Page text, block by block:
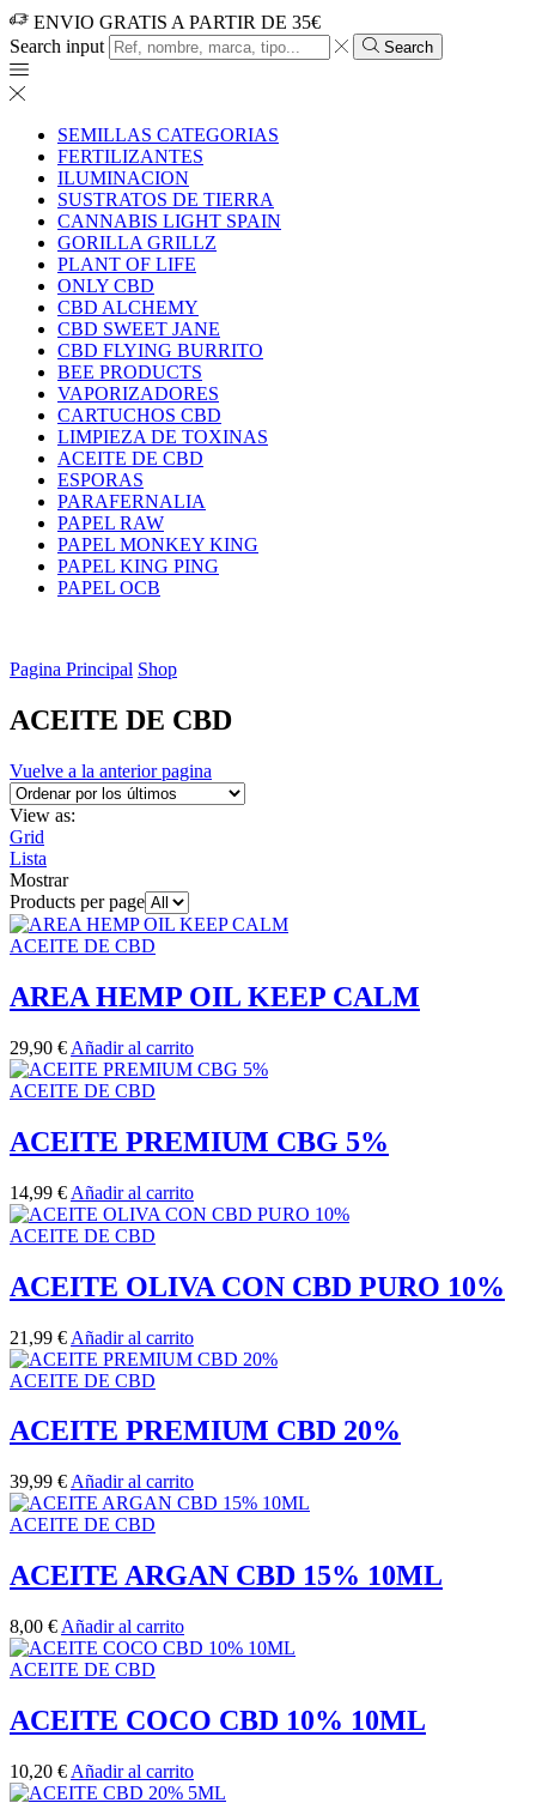
ENVIO GRATIS A PARTIR DE 35€
Search input
Search
SEMILLAS CATEGORIAS
FERTILIZANTES
ILUMINACION
SUSTRATOS DE TIERRA
CANNABIS LIGHT SPAIN
GORILLA GRILLZ
PLANT OF LIFE
ONLY CBD
CBD ALCHEMY
CBD SWEET JANE
CBD FLYING BURRITO
BEE PRODUCTS
VAPORIZADORES
CARTUCHOS CBD
LIMPIEZA DE TOXINAS
ACEITE DE CBD
ESPORAS
PARAFERNALIA
PAPEL RAW
PAPEL MONKEY KING
PAPEL KING PING
PAPEL OCB
Pagina Principal Shop
ACEITE DE CBD
Vuelve a la anterior pagina
View as:
Grid
Lista
Mostrar
Products per page
ACEITE DE CBD
AREA HEMP OIL KEEP CALM
29,90 € Añadir al carrito
ACEITE DE CBD
ACEITE PREMIUM CBG 5%
14,99 € Añadir al carrito
ACEITE DE CBD
ACEITE OLIVA CON CBD PURO 10%
21,99 € Añadir al carrito
ACEITE DE CBD
ACEITE PREMIUM CBD 20%
39,99 € Añadir al carrito
ACEITE DE CBD
ACEITE ARGAN CBD 15% 10ML
8,00 € Añadir al carrito
ACEITE DE CBD
ACEITE COCO CBD 10% 10ML
10,20 € Añadir al carrito